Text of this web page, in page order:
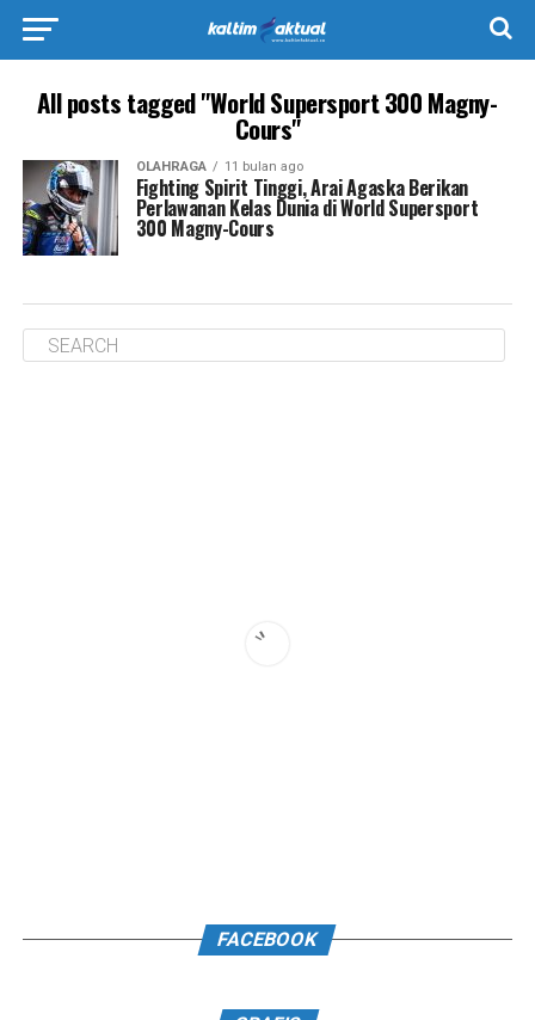
All posts tagged "World Supersport 300 Magny-
Cours"
OLAHRAGA 11 bulan ago
Fighting Spirit Tinggi, Arai Agaska Berikan
Perlawanan Kelas Dunia di World Supersport
300 Magny-Cours
FACEBOOK